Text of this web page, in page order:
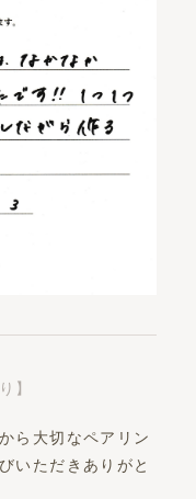
】
ら大切なペアリン
いただきありがと